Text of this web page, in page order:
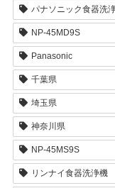
パナソニック食器洗
NP-45MD9S
Panasonic
千葉県
埼玉県
神奈川県
NP-45MS9S
リンナイ食器洗浄機